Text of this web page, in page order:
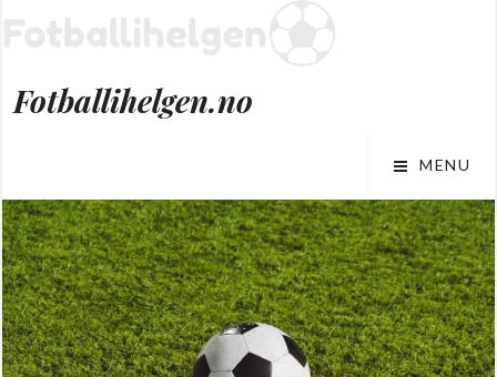
Fotballihelgen.no
MENU